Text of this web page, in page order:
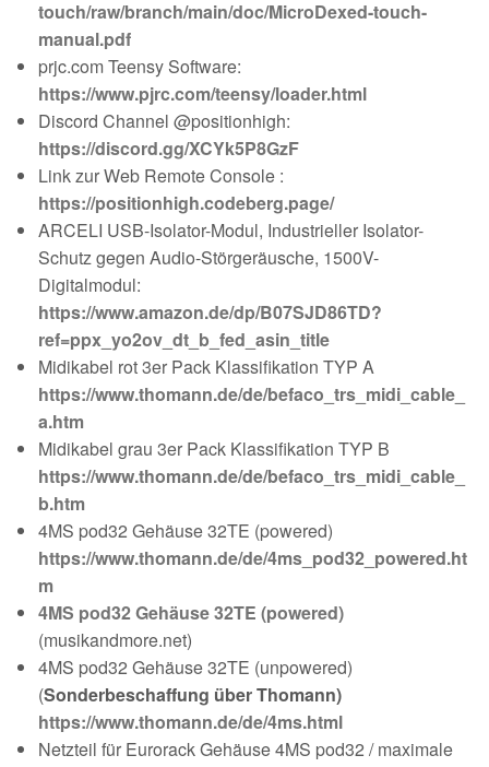
touch/raw/branch/main/doc/MicroDexed-touch-
manual.pdf
prjc.com Teensy Software:
https://www.pjrc.com/teensy/loader.html
Discord Channel @positionhigh:
https://discord.gg/XCYk5P8GzF
Link zur Web Remote Console :
https://positionhigh.codeberg.page/
ARCELI USB-Isolator-Modul, Industrieller Isolator-
Schutz gegen Audio-Störgeräusche, 1500V-
Digitalmodul:
https://www.amazon.de/dp/B07SJD86TD?
ref=ppx_yo2ov_dt_b_fed_asin_title
Midikabel rot 3er Pack Klassifikation TYP A
https://www.thomann.de/de/befaco_trs_midi_cable_
a.htm
Midikabel grau 3er Pack Klassifikation TYP B
https://www.thomann.de/de/befaco_trs_midi_cable_
b.htm
4MS pod32 Gehäuse 32TE (powered)
https://www.thomann.de/de/4ms_pod32_powered.ht
m
4MS pod32 Gehäuse 32TE (powered)
(musikandmore.net)
4MS pod32 Gehäuse 32TE (unpowered)
(Sonderbeschaffung über Thomann)
https://www.thomann.de/de/4ms.html
Netzteil für Eurorack Gehäuse 4MS pod32 / maximale